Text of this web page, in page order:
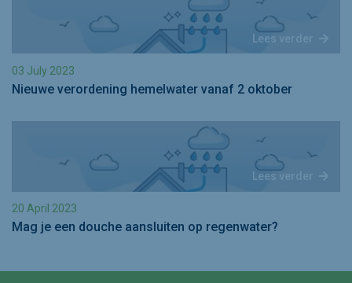
Lees verder
03 July 2023
Nieuwe verordening hemelwater vanaf 2 oktober
Lees verder
20 April 2023
Mag je een douche aansluiten op regenwater?